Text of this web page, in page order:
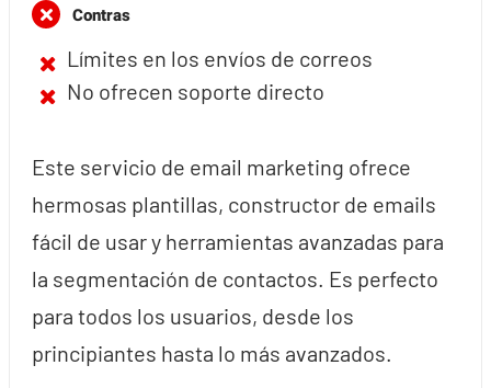
Contras
Límites en los envíos de correos
No ofrecen soporte directo
Este servicio de email marketing ofrece
hermosas plantillas, constructor de emails
fácil de usar y herramientas avanzadas para
la segmentación de contactos. Es perfecto
para todos los usuarios, desde los
principiantes hasta lo más avanzados.